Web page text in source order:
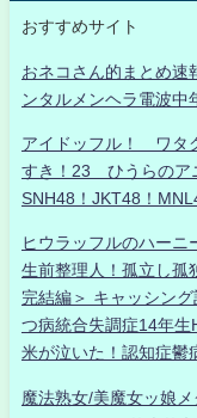
おすすめサイト
おネコさん的まとめ
ンタルメンヘラ電波中
アイドッフル！ ワタ
すき！23 ひうらのア
SNH48！JKT48！
ヒウラッフルのハーニ
生前整理人！孤立し孤
完結編＞ キャッシン
つ病統合失調症14年
米が泣いた！認知症鬱
魔法熟女/美魔女ッ娘